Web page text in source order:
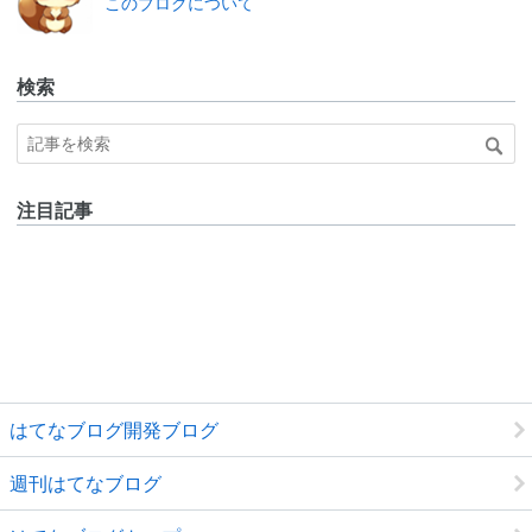
ログ
このブログについて
検索
注目記事
はてなブログ開発ブログ
週刊はてなブログ